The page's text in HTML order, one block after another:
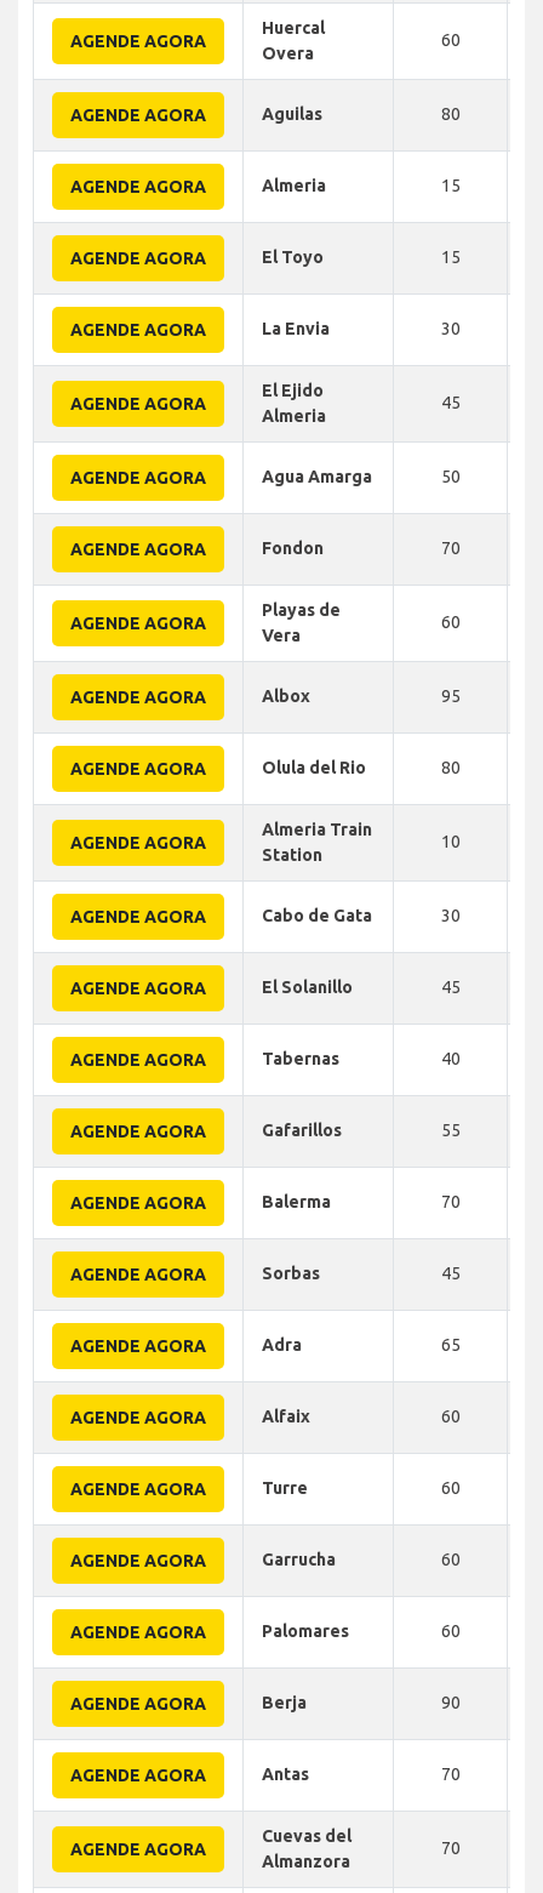
AGENDE AGORA
Huercal
Overa
60
AGENDE AGORA Aguilas 80
AGENDE AGORA Almeria 15
AGENDE AGORA El Toyo 15
AGENDE AGORA La Envia 30
AGENDE AGORA
El Ejido
Almeria
45
AGENDE AGORA Agua Amarga 50
AGENDE AGORA Fondon 70
AGENDE AGORA
Playas de
Vera
60
AGENDE AGORA Albox 95
AGENDE AGORA Olula del Rio 80
AGENDE AGORA
Almeria Train
Station
10
AGENDE AGORA Cabo de Gata 30
AGENDE AGORA El Solanillo 45
AGENDE AGORA Tabernas 40
AGENDE AGORA Gafarillos 55
AGENDE AGORA Balerma 70
AGENDE AGORA Sorbas 45
AGENDE AGORA Adra 65
AGENDE AGORA Alfaix 60
AGENDE AGORA Turre 60
AGENDE AGORA Garrucha 60
AGENDE AGORA Palomares 60
AGENDE AGORA Berja 90
AGENDE AGORA Antas 70
AGENDE AGORA
Cuevas del
Almanzora
70